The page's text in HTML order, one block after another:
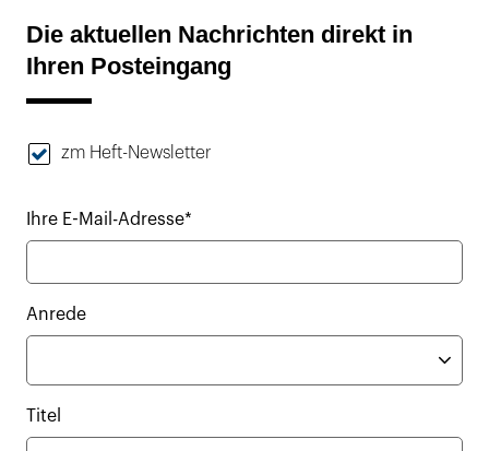
Die aktuellen Nachrichten direkt in
Ihren Posteingang
zm Heft-Newsletter
Ihre E-Mail-Adresse*
Anrede
Titel